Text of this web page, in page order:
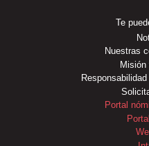
Te
Nuestras
Portal